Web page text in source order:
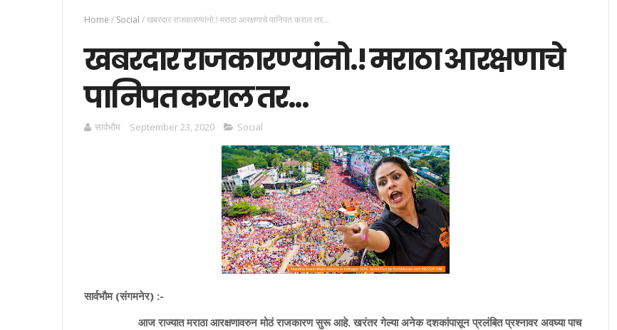
Home / Social /खबरदार राजकारण्यांनो.! मराठा आरक्षणाचे पानिपत कराल तर...
खबरदार राजकारण्यांनो.! मराठा आरक्षणाचे
पानिपत कराल तर...
सार्वभाैम September 23, 2020 Social
सार्वभौम (संगमनेर) :-
आज राज्यात मराठा आरक्षणावरुन मोठं राजकारण सुरू आहे. खरंतर गेल्या अनेक दशकांपासून प्रलंबित प्रश्नावर अवघ्या पाच